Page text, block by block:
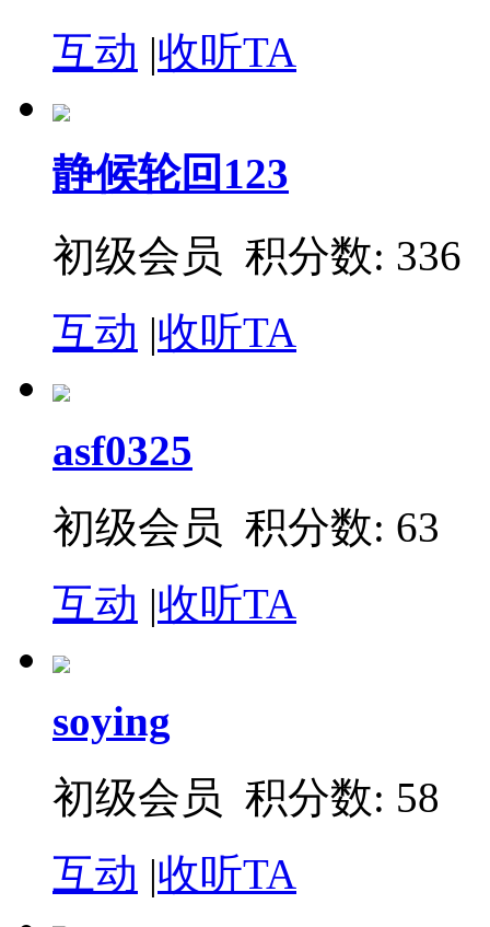
互动 |收听TA
静候轮回123
初级会员 积分数: 336
互动 |收听TA
asf0325
初级会员 积分数: 63
互动 |收听TA
soying
初级会员 积分数: 58
互动 |收听TA